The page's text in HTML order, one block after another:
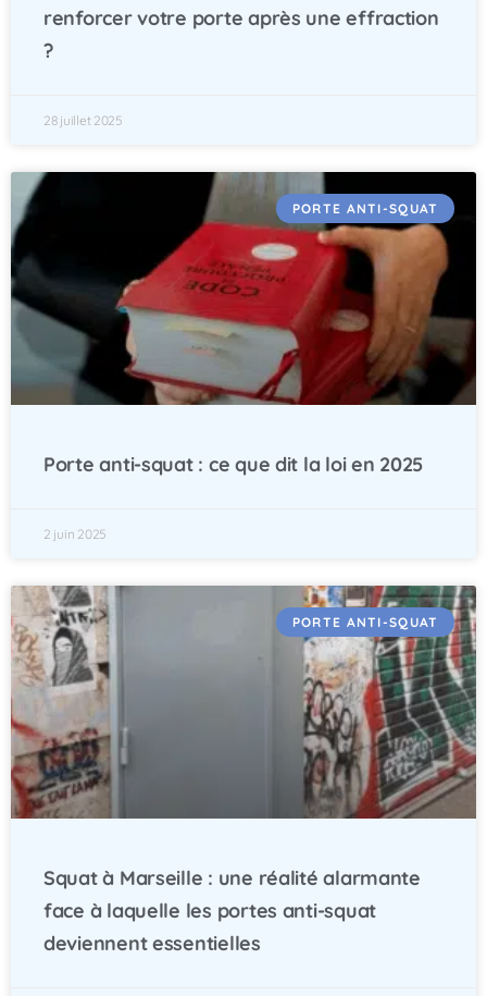
renforcer votre porte après une effraction
?
28 juillet 2025
PORTE ANTI-SQUAT
Porte anti-squat : ce que dit la loi en 2025
2 juin 2025
PORTE ANTI-SQUAT
Squat à Marseille : une réalité alarmante
face à laquelle les portes anti-squat
deviennent essentielles